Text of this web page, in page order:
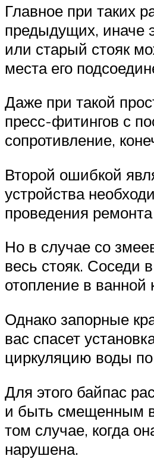
Главное при таких
предыдущих, иначе
или старый стояк
места его
Даже при такой
пресс-фитингов с
сопротивление,
Второй ошибкой
устройства
проведения
Но в случае со
весь стояк. Соседи
отопление в ванной
Однако запорные
вас спасет
циркуляцию воды
Для этого байпас
и быть смещенным в
том случае, когда
нарушена.